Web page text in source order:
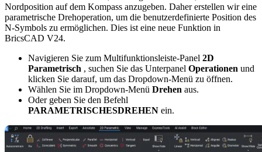
Nordposition auf dem Kompass anzugeben. Daher erstellen wir eine
parametrische Drehoperation, um die benutzerdefinierte Position des
N-Symbols zu ermöglichen. Dies ist eine neue Funktion in
BricsCAD V24.
Navigieren Sie zum Multifunktionsleiste-Panel 2D
Parametrisch , suchen Sie das Unterpanel Operationen und
klicken Sie darauf, um das Dropdown-Menü zu öffnen.
Wählen Sie im Dropdown-Menü Drehen aus.
Oder geben Sie den Befehl
PARAMETRISCHESDREHEN ein.